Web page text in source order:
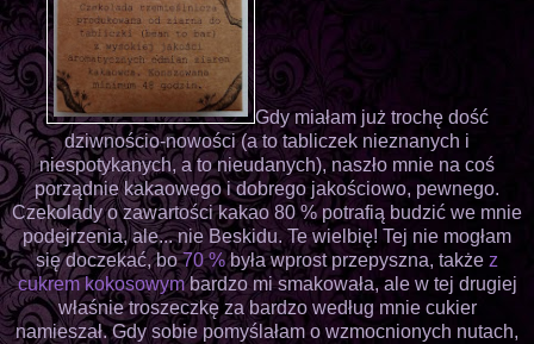
Gdy miałam już trochę dość
dziwnościo-nowości (a to tabliczek nieznanych i
niespotykanych, a to nieudanych), naszło mnie na coś
porządnie kakaowego i dobrego jakościowo, pewnego.
Czekolady o zawartości kakao 80 % potrafią budzić we mnie
podejrzenia, ale... nie Beskidu. Te wielbię! Tej nie mogłam
się doczekać, bo70 %była wprost przepyszna, także z
cukrem kokosowymbardzo mi smakowała, ale w tej drugiej
właśnie troszeczkę za bardzo według mnie cukier
namieszał. Gdy sobie pomyślałam o wzmocnionych nutach,